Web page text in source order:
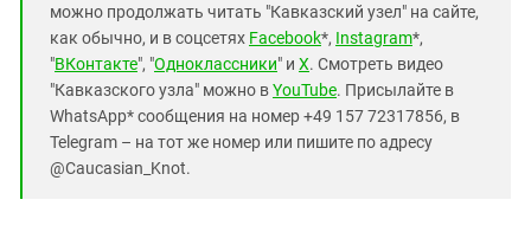
можно продолжать читать "Кавказский узел" на сайте,
как обычно, и в соцсетях Facebook*, Instagram*,
"ВКонтакте", "Одноклассники" и X. Смотреть видео
"Кавказского узла" можно вYouTube. Присылайте в
WhatsApp* сообщения на номер +49 157 72317856, в
Telegram – на тот же номер или пишите по адресу
@Caucasian_Knot.